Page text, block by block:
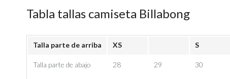
Tabla tallas camiseta Billabong
Talla parte de arriba XS S
Talla parte de abajo 28 29 30